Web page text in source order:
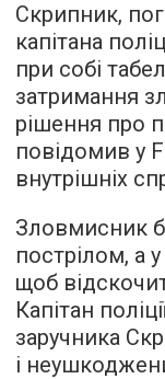
Скрипник,
капітана
при собі
затримання
рішення про
повідомив у
внутрішніх
Зловмисник
пострілом, а
щоб
Капітан
заручника
і